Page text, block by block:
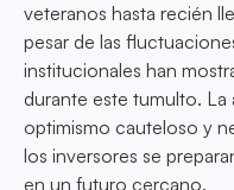
veteranos hasta recién
pesar de las
institucionales han
durante este tumulto. La
optimismo cauteloso y
los inversores se
en un futuro cercano.